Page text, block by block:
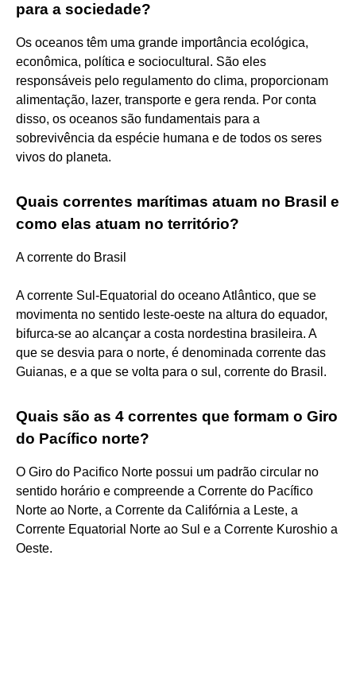
para a sociedade?
Os oceanos têm uma grande importância ecológica,
econômica, política e sociocultural. São eles
responsáveis pelo regulamento do clima, proporcionam
alimentação, lazer, transporte e gera renda. Por conta
disso, os oceanos são fundamentais para a
sobrevivência da espécie humana e de todos os seres
vivos do planeta.
Quais correntes marítimas atuam no Brasil e
como elas atuam no território?
A corrente do Brasil
A corrente Sul-Equatorial do oceano Atlântico, que se
movimenta no sentido leste-oeste na altura do equador,
bifurca-se ao alcançar a costa nordestina brasileira. A
que se desvia para o norte, é denominada corrente das
Guianas, e a que se volta para o sul, corrente do Brasil.
Quais são as 4 correntes que formam o Giro
do Pacífico norte?
O Giro do Pacifico Norte possui um padrão circular no
sentido horário e compreende a Corrente do Pacífico
Norte ao Norte, a Corrente da Califórnia a Leste, a
Corrente Equatorial Norte ao Sul e a Corrente Kuroshio a
Oeste.